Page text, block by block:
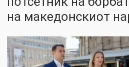
на македонскиот